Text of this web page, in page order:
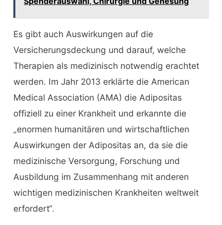
Es gibt auch Auswirkungen auf die
Versicherungsdeckung und darauf, welche
Therapien als medizinisch notwendig erachtet
werden. Im Jahr 2013 erklärte die American
Medical Association (AMA) die Adipositas
offiziell zu einer Krankheit und erkannte die
„enormen humanitären und wirtschaftlichen
Auswirkungen der Adipositas an, da sie die
medizinische Versorgung, Forschung und
Ausbildung im Zusammenhang mit anderen
wichtigen medizinischen Krankheiten weltweit
erfordert“.